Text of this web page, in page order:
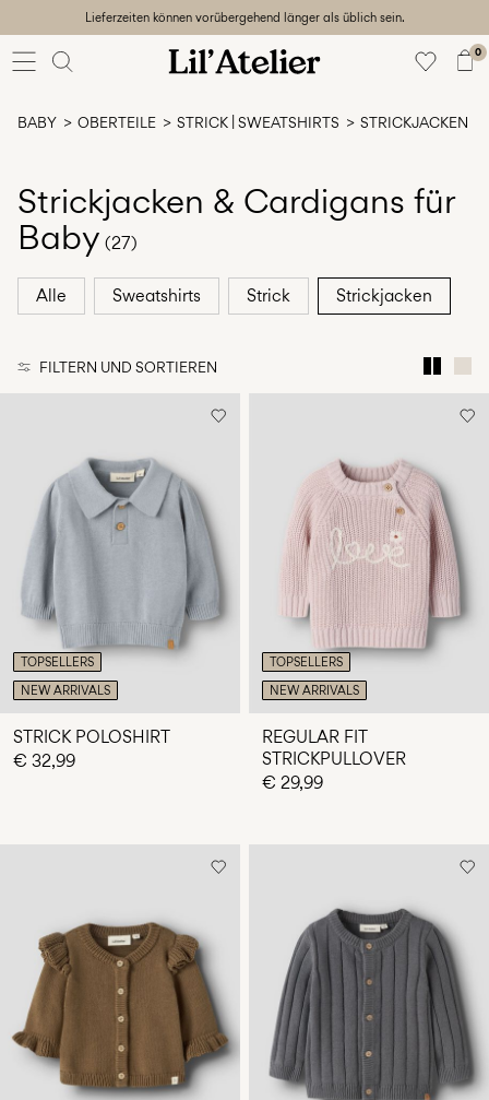
Lieferzeiten können vorübergehend länger als üblich sein.
0
Baby
Unisex
Sale
Beach
ready
Hast
du
Fragen?
Luxemburg
/
Deutsch
BABY OBERTEILE STRICK | SWEATSHIRTS STRICKJACKEN
Strickjacken & Cardigans für
Baby (27)
Alle Sweatshirts Strick Strickjacken
FILTERN UND SORTIEREN
TOPSELLERS
NEW ARRIVALS
STRICK POLOSHIRT
€ 32,99
TOPSELLERS
NEW ARRIVALS
REGULAR FIT
STRICKPULLOVER
€ 29,99